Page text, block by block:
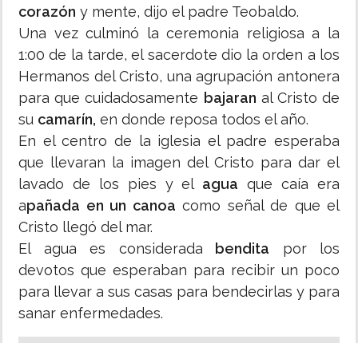
corazón y mente, dijo el padre Teobaldo.
Una vez culminó la ceremonia religiosa a la
1:00 de la tarde, el sacerdote dio la orden a los
Hermanos del Cristo, una agrupación antonera
para que cuidadosamente bajaran al Cristo de
su camarín, en donde reposa todos el año.
En el centro de la iglesia el padre esperaba
que llevaran la imagen del Cristo para dar el
lavado de los pies y el agua que caía era
apañada en un canoa como señal de que el
Cristo llegó del mar.
El agua es considerada bendita por los
devotos que esperaban para recibir un poco
para llevar a sus casas para bendecirlas y para
sanar enfermedades.